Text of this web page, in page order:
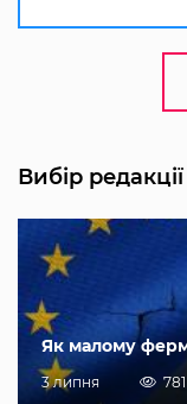
Вибір редакції
Як малому
3 липня 781